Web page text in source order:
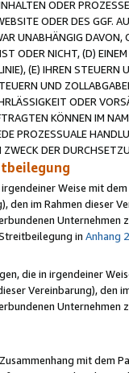
ODER
ODER DES GGF.
UNABHÄNGIG
ODER NICHT, (D)
(E) IHREN
UND
ODER
KÖNNEN IM
PROZESSUALE
DER
Weise mit
den im Rahmen dieser
in Anhang 2
die in irgendeiner
Vereinbarung), den
mit dem